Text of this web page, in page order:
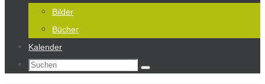
Bilder
Bücher
Kalender
Suchen
Suchen